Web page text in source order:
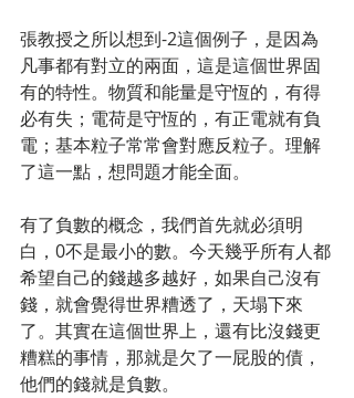
張教授之所以想到-2這個例子，是因為
凡事都有對立的兩面，這是這個世界固
有的特性。物質和能量是守恆的，有得
必有失；電荷是守恆的，有正電就有負
電；基本粒子常常會對應反粒子。理解
了這一點，想問題才能全面。
有了負數的概念，我們首先就必須明
白，0不是最小的數。今天幾乎所有人都
希望自己的錢越多越好，如果自己沒有
錢，就會覺得世界糟透了，天塌下來
了。其實在這個世界上，還有比沒錢更
糟糕的事情，那就是欠了一屁股的債，
他們的錢就是負數。